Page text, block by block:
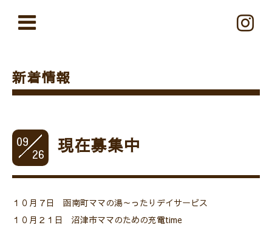
新着情報
09
26
現在募集中
１０月７日 函南町ママの湯～ったりデイサービス
１０月２１日 沼津市ママのための充電time